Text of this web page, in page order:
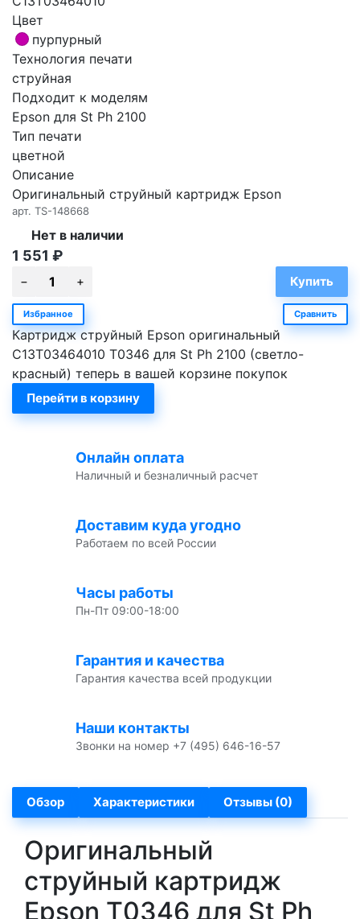
Цвет
пурпурный
Технология печати
струйная
Подходит к моделям
Epson для St Ph 2100
Тип печати
цветной
Описание
Оригинальный струйный картридж Epson
арт. TS-148668
Нет в наличии
1 551 ₽
Избранное Сравнить
Картридж струйный Epson оригинальный
C13T03464010 T0346 для St Ph 2100 (светло-
красный) теперь в вашей корзине покупок
Перейти в корзину
Онлайн оплата
Наличный и безналичный расчет
Доставим куда угодно
Работаем по всей России
Часы работы
Пн-Пт 09:00-18:00
Гарантия и качества
Гарантия качества всей продукции
Наши контакты
Звонки на номер +7 (495) 646-16-57
Обзор Характеристики Отзывы (0)
Оригинальный
струйный картридж
Epson T0346 для St Ph